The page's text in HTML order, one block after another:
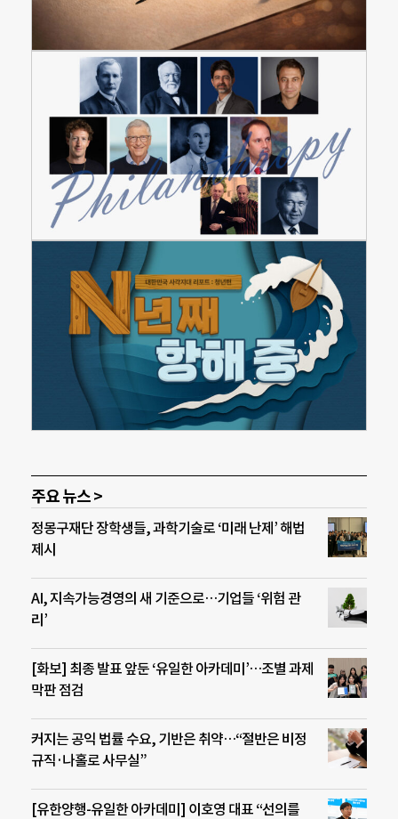
주요 뉴스 >
정몽구재단 장학생들, 과학기술로 ‘미래 난제’ 해법
제시
AI, 지속가능경영의 새 기준으로…기업들 ‘위험 관
리’
[화보] 최종 발표 앞둔 ‘유일한 아카데미’…조별 과제
막판 점검
커지는 공익 법률 수요, 기반은 취약…“절반은 비정
규직·나홀로 사무실”
[유한양행-유일한 아카데미] 이호영 대표 “선의를